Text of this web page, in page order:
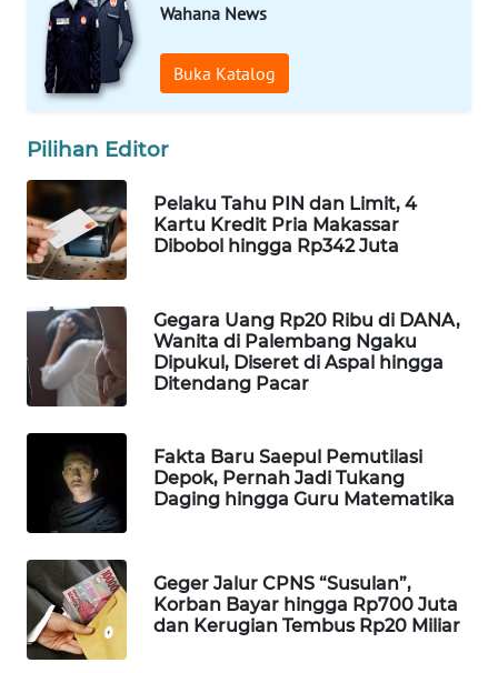
Wahana News
Buka Katalog
Pilihan Editor
Pelaku Tahu PIN dan Limit, 4
Kartu Kredit Pria Makassar
Dibobol hingga Rp342 Juta
Gegara Uang Rp20 Ribu di DANA,
Wanita di Palembang Ngaku
Dipukul, Diseret di Aspal hingga
Ditendang Pacar
Fakta Baru Saepul Pemutilasi
Depok, Pernah Jadi Tukang
Daging hingga Guru Matematika
Geger Jalur CPNS “Susulan”,
Korban Bayar hingga Rp700 Juta
dan Kerugian Tembus Rp20 Miliar
WAHANA
OTOMOTIF
WAHANA
HEALTH
WAHANA
DESA
WISATA
LAPAK
WAHANA
Wahana
Network
KONSUMEN
LISTRIK
KELISTRIKAN
WALINKI
ID